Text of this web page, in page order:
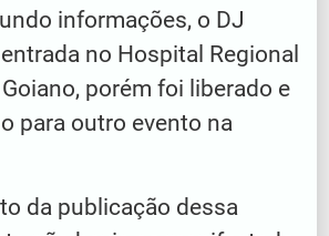
informações, o DJ
no Hospital Regional
porém foi liberado e
para outro evento na
da publicação dessa